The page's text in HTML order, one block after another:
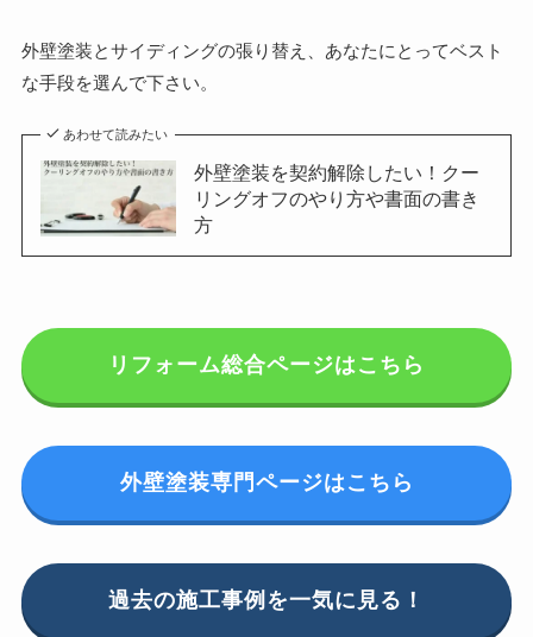
外壁塗装とサイディングの張り替え、あなたにとってベスト
な手段を選んで下さい。
あわせて読みたい
外壁塗装を契約解除したい！クー
リングオフのやり方や書面の書き
方
リフォーム総合ページはこちら
外壁塗装専門ページはこちら
過去の施工事例を一気に見る！